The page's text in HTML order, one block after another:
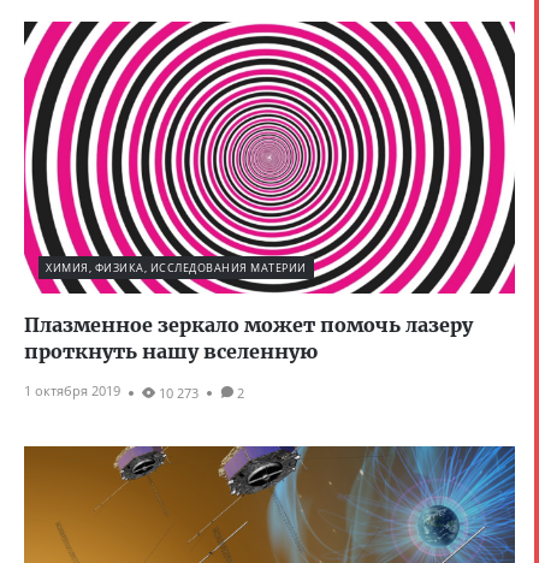
ХИМИЯ, ФИЗИКА, ИССЛЕДОВАНИЯ МАТЕРИИ
Плазменное зеркало может помочь лазеру
проткнуть нашу вселенную
1 октября 2019 10 273 2